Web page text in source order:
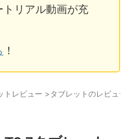
トリアル動画が充
！
トレビュー >タブレットのレビュー